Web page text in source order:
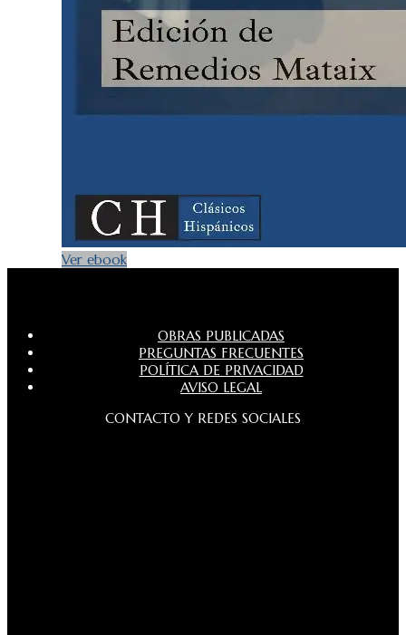
Ver ebook
OBRAS PUBLICADAS
PREGUNTAS FRECUENTES
POLÍTICA DE PRIVACIDAD
AVISO LEGAL
CONTACTO Y REDES SOCIALES